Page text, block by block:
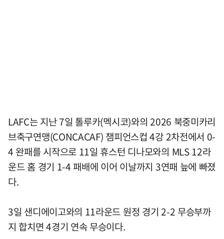
LAFC는 지난 7일 톨루카(멕시코)와의 2026 북중미카리
브축구연맹(CONCACAF) 챔피언스컵 4강 2차전에서 0-
4 완패를 시작으로 11일 휴스턴 디나모와의 MLS 12라
운드 홈 경기 1-4 패배에 이어 이날까지 3연패 늪에 빠졌
다.
3일 샌디에이고와의 11라운드 원정 경기 2-2 무승부까
지 합치면 4경기 연속 무승이다.